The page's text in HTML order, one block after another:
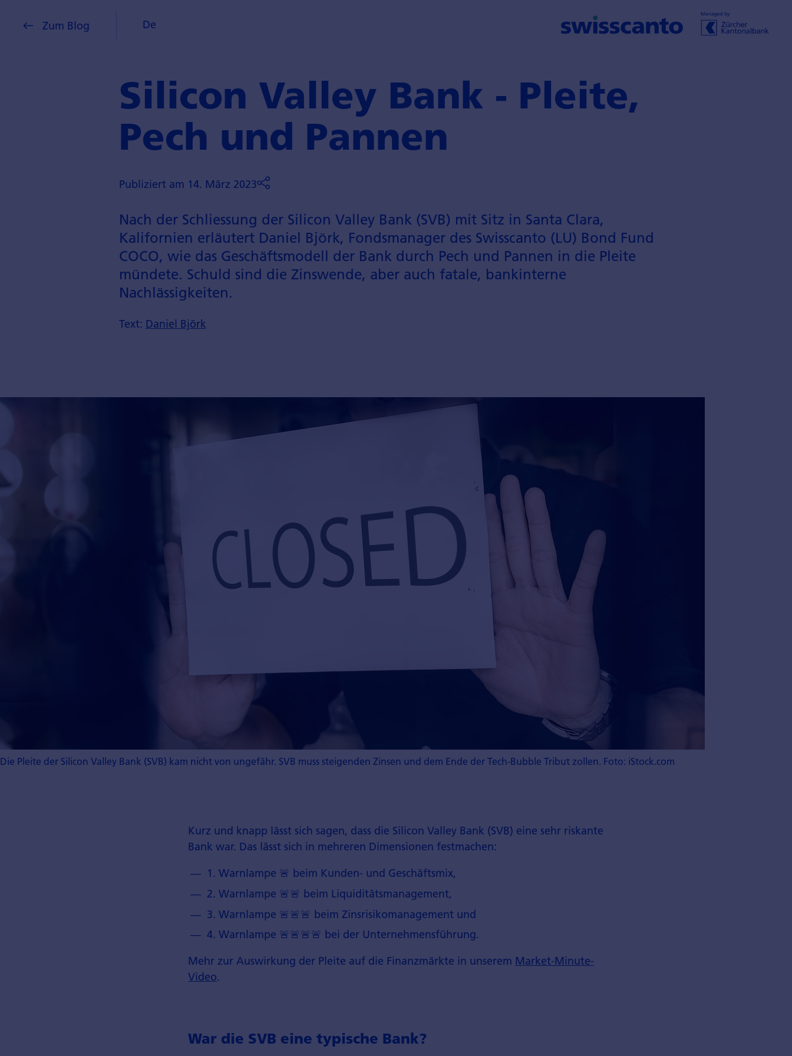
Zum Blog De
Silicon Valley Bank - Pleite,
Pech und Pannen
Publiziert am 14. März 2023
Nach der Schliessung der Silicon Valley Bank (SVB) mit Sitz in Santa Clara,
Kalifornien erläutert Daniel Björk, Fondsmanager des Swisscanto (LU) Bond Fund
COCO, wie das Geschäftsmodell der Bank durch Pech und Pannen in die Pleite
mündete. Schuld sind die Zinswende, aber auch fatale, bankinterne
Nachlässigkeiten.
Text: Daniel Björk
Die Pleite der Silicon Valley Bank (SVB) kam nicht von ungefähr. SVB muss steigenden Zinsen und dem Ende der Tech-Bubble Tribut zollen. Foto: iStock.com
Kurz und knapp lässt sich sagen, dass die Silicon Valley Bank (SVB) eine sehr riskante
Bank war. Das lässt sich in mehreren Dimensionen festmachen:
1. Warnlampe 🚨 beim Kunden- und Geschäftsmix,
2. Warnlampe 🚨🚨 beim Liquiditätsmanagement,
3. Warnlampe 🚨🚨🚨 beim Zinsrisikomanagement und
4. Warnlampe 🚨🚨🚨🚨 bei der Unternehmensführung.
Mehr zur Auswirkung der Pleite auf die Finanzmärkte in unserem Market-Minute-
Video.
War die SVB eine typische Bank?